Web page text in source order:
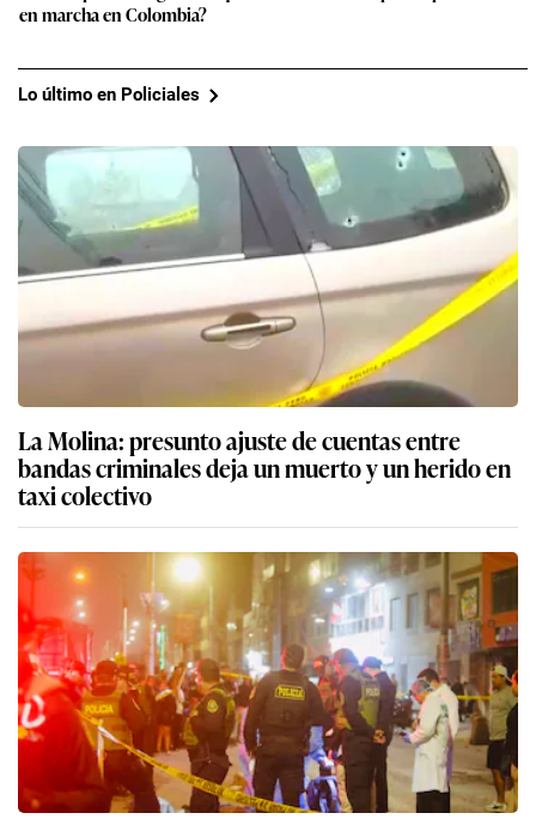
en marcha en Colombia?
Lo último en Policiales
La Molina: presunto ajuste de cuentas entre
bandas criminales deja un muerto y un herido en
taxi colectivo